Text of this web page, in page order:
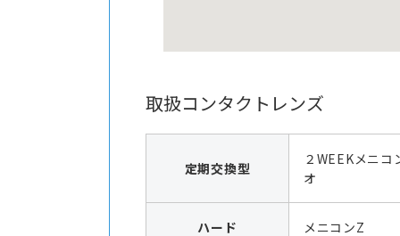
取扱コンタクトレンズ
定期交換型
２WEEKメニ
オ
ハード
メニコンZ